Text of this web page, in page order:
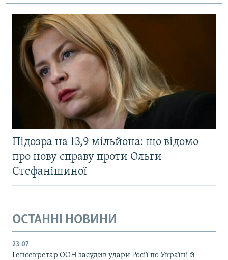
Підозра на 13,9 мільйона: що відомо
про нову справу проти Ольги
Стефанішиної
ОСТАННІ НОВИНИ
23:07
Генсекретар ООН засудив удари Росії по Україні й